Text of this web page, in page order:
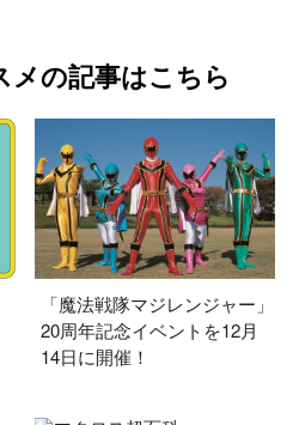
の記事はこちら
「魔法戦隊マジレンジャー」
20周年記念イベントを12月
14日に開催！